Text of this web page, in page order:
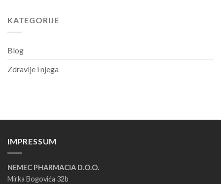
KATEGORIJE
Blog
Zdravlje i njega
IMPRESSUM
NEMEC PHARMACIA D.O.O.
Mirka Bogovića 32b